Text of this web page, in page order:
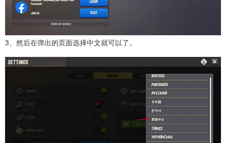
3、然后在弹出的页面选择中文就可以了。